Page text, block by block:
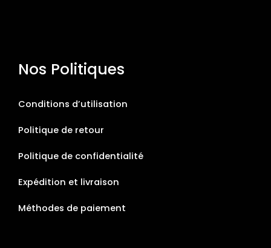
Nos Politiques
Conditions d’utilisation
Politique de retour
Politique de confidentialité
Expédition et livraison
Méthodes de paiement